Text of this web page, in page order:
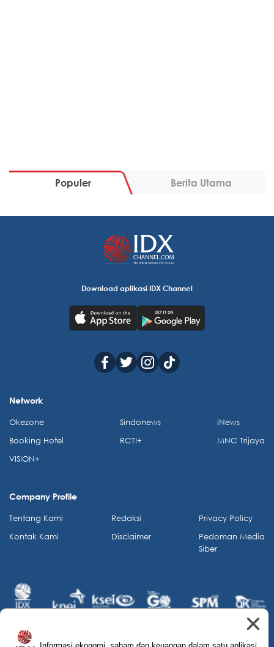
Populer Berita Utama
Informasi ekonomi, saham dan keuangan dalam satu aplikasi.
Download aplikasi IDX Channel
Network
Okezone
Booking Hotel
VISION+
Sindonews
RCTI+
iNews
MNC Trijaya
Company Profile
Tentang Kami
Kontak Kami
Redaksi
Disclaimer
Privacy Policy
Pedoman Media
Siber